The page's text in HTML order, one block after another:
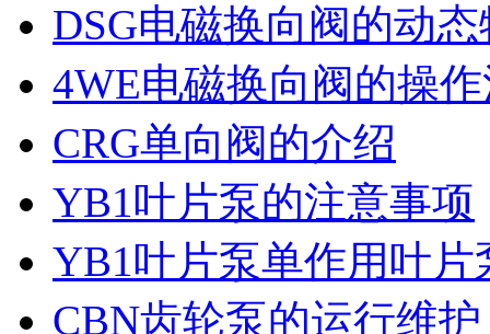
DSG电磁换向阀的动
4WE电磁换向阀的操
CRG单向阀的介绍
YB1叶片泵的注意事项
YB1叶片泵单作用叶片
CBN齿轮泵的运行维护